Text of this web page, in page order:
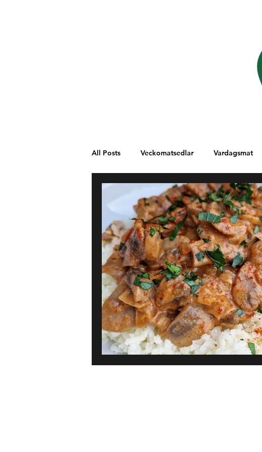
All Posts Veckomatsedlar Vardagsmat
Spanien Mellanöstern
Karibien Frankrike Grekland
Bröd, bakverk & dessert Pannkakor